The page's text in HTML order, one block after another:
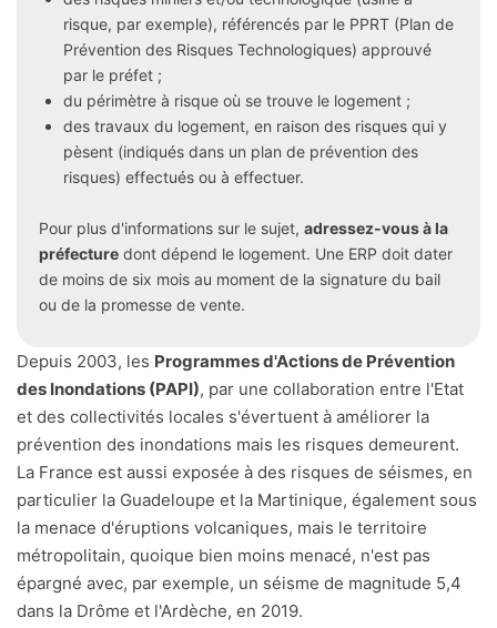
risque, par exemple), référencés par le PPRT (Plan de
Prévention des Risques Technologiques) approuvé
par le préfet ;
du périmètre à risque où se trouve le logement ;
des travaux du logement, en raison des risques qui y
pèsent (indiqués dans un plan de prévention des
risques) effectués ou à effectuer.
Pour plus d'informations sur le sujet, adressez-vous à la
préfecture dont dépend le logement. Une ERP doit dater
de moins de six mois au moment de la signature du bail
ou de la promesse de vente.
Depuis 2003, les Programmes d'Actions de Prévention
des Inondations (PAPI), par une collaboration entre l'Etat
et des collectivités locales s'évertuent à améliorer la
prévention des inondations mais les risques demeurent.
La France est aussi exposée à des risques de séismes, en
particulier la Guadeloupe et la Martinique, également sous
la menace d'éruptions volcaniques, mais le territoire
métropolitain, quoique bien moins menacé, n'est pas
épargné avec, par exemple, un séisme de magnitude 5,4
dans la Drôme et l'Ardèche, en 2019.